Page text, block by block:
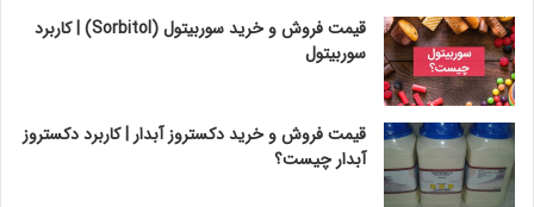
قیمت فروش و خرید سوربیتول (Sorbitol) | کاربرد
سوربیتول
قیمت فروش و خرید دکستروز آبدار | کاربرد دکستروز
آبدار چیست؟